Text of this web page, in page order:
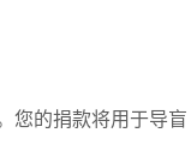
的捐款将用于导盲